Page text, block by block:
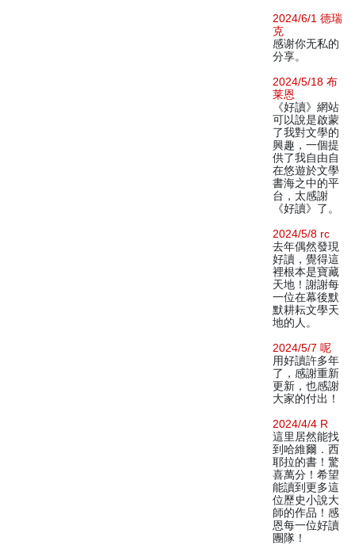
2024/6/1 德瑞
克
感谢你无私的
分享。
2024/5/18 布
莱恩
《好讀》網站
可以說是啟蒙
了我對文學的
興趣，一個提
供了我自由自
在悠遊於文學
書海之中的平
台，太感謝
《好讀》了。
2024/5/8 rc
去年偶然發現
好讀，覺得這
裡根本是寶藏
天地！謝謝每
一位在幕後默
默耕耘文學天
地的人。
2024/5/7 呢
用好讀許多年
了，感謝重新
更新，也感謝
大家的付出！
2024/4/4 R
這里居然能找
到哈維爾．西
耶拉的書！驚
喜萬分！希望
能讀到更多這
位歷史小說大
師的作品！感
恩每一位好讀
團隊！